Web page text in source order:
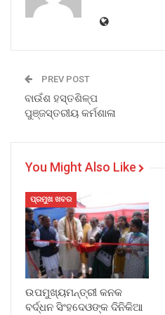
PREV POST
ବାଉଁଶ ହସ୍ତଶିଳ୍ପ
ପୁଞ୍ଜସ୍ତରୀୟ କର୍ମଶାଳା
You Might Also Like
ପ୍ରମୁଖ ଖବର
ଉପମୁଖ୍ୟମନ୍ତ୍ରୀ କନକ
ବର୍ଦ୍ଧନ ସିଂହଦେଓଙ୍କ ଦିନିକିଆ